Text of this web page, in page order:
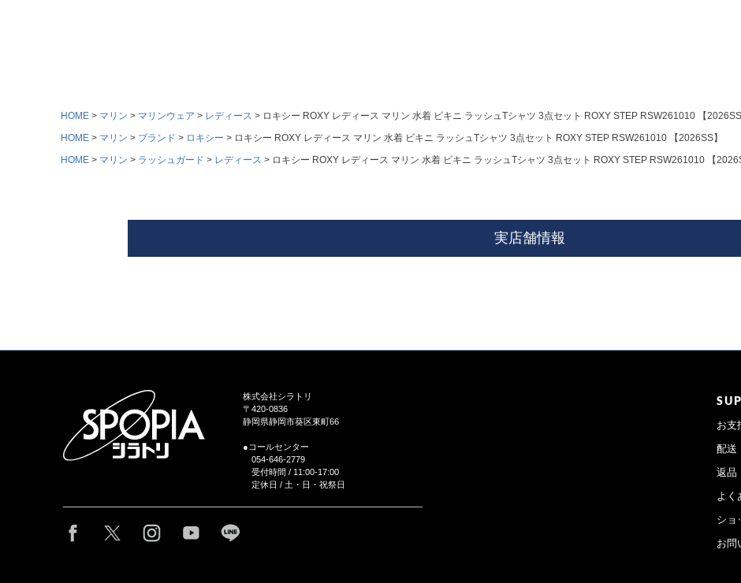
HOME マリン マリンウェア レディース
ロキシー ROXY レディース マリン 水着 ビキニ ラッシュTシャツ 3点セット ROXY STEP RSW261010 【2026SS
HOME
マリン ブランド ロキシー
ロキシー ROXY レディース マリン 水着 ビキニ ラッシュTシャツ 3点セット ROXY STEP RSW261010 【2026SS】
HOME
マリン ラッシュガード レディース ロキシー ROXY レディース マリン 水着 ビキニ ラッシュTシャツ 3点セット ROXY STEP RSW261010 【
実店舗情報
株式会社シラトリ
〒420-0836
静岡県静岡市葵区東町66
●コールセンター
054-646-2779
受付時間 / 11:00-17:00
定休日 / 土・日・祝祭日
お支
配送
返品
よく
ショ
お問